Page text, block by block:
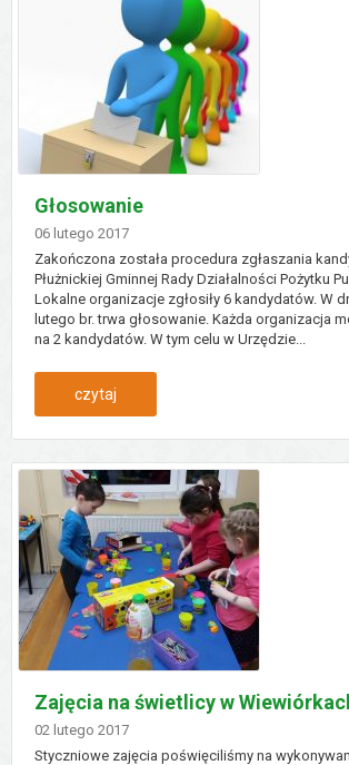
ofert
na
działania
profilaktyczne
Głosowanie
Dodano
06 lutego 2017
Zakończona została procedura zgłaszania
Płużnickiej Gminnej Rady Działalności Pożytku
Lokalne organizacje zgłosiły 6 kandydatów. W
lutego br. trwa głosowanie. Każda organizacja
na 2 kandydatów. W tym celu w Urzędzie...
czytaj
głosowanie
Zajęcia na świetlicy w
Dodano
02 lutego 2017
Styczniowe zajęcia poświęciliśmy na